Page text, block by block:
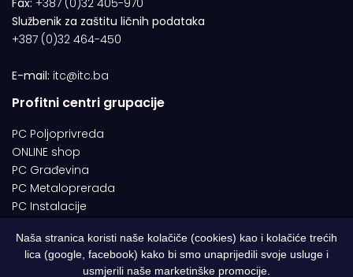
Fax: +387 (0)32 405-970
Službenik za zaštitu ličnih podataka
+387 (0)32 464-450
E-mail: itc@itc.ba
Profitni centri grupacije
PC Poljoprivreda
ONLINE shop
PC Građevina
PC Metaloprerada
PC Instalacije
© 1994-2026 | ITC d.o.o. Zenica. Sva prava pridržana | Designed by
Naša stranica koristi naše kolačiče (cookies) kao i kolačiće trećih
lica (google, facebook) kako bi smo unaprijedili svoje usluge i
usmjerili naše marketinške promocije.